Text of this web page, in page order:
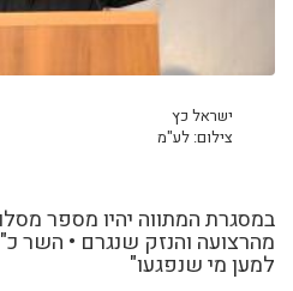
ישראל כץ
צילום: לע"מ
במסגרת המתווה יהיו מספר
מהרצועה והנזק שנגרם • השר
למען מי שנפגעו"